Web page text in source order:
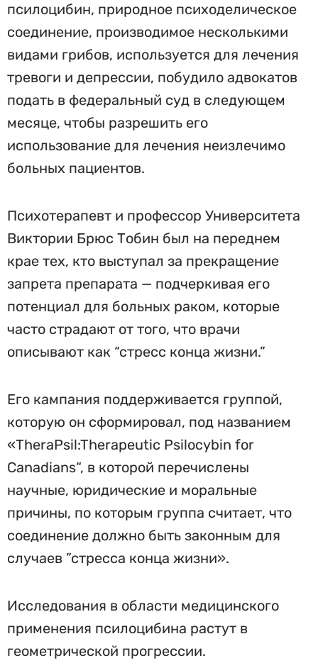
псилоцибин, природное психоделическое
соединение, производимое несколькими
видами грибов, используется для лечения
тревоги и депрессии, побудило адвокатов
подать в федеральный суд в следующем
месяце, чтобы разрешить его
использование для лечения неизлечимо
больных пациентов.
Психотерапевт и профессор Университета
Виктории Брюс Тобин был на переднем
крае тех, кто выступал за прекращение
запрета препарата — подчеркивая его
потенциал для больных раком, которые
часто страдают от того, что врачи
описывают как “стресс конца жизни.”
Его кампания поддерживается группой,
которую он сформировал, под названием
«TheraPsil:Therapeutic Psilocybin for
Canadians“, в которой перечислены
научные, юридические и моральные
причины, по которым группа считает, что
соединение должно быть законным для
случаев ”стресса конца жизни».
Исследования в области медицинского
применения псилоцибина растут в
геометрической прогрессии.